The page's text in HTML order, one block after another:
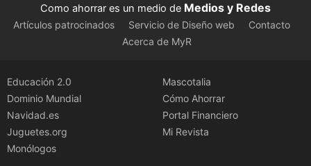
Como ahorrar es un medio de Medios y Redes
Artículos patrocinados Servicio de Diseño web
Contacto
Acerca de MyR
Educación 2.0
Dominio Mundial
Navidad.es
Juguetes.org
Monólogos
Mascotalia
Cómo Ahorrar
Portal Financiero
Mi Revista